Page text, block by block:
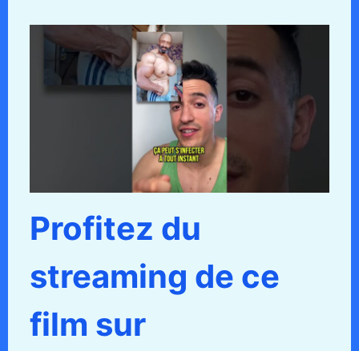
Profitez du
streaming de ce
film sur